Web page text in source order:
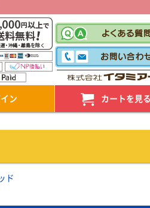
ン カートを見る
ド